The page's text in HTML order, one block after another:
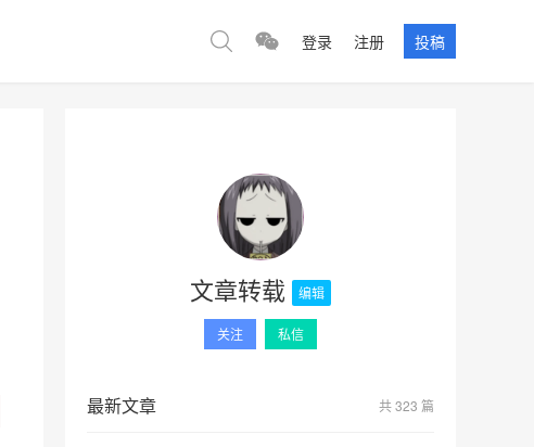
登录 注册 投稿
文章转载 编辑
关注 私信
最新文章 共 323 篇